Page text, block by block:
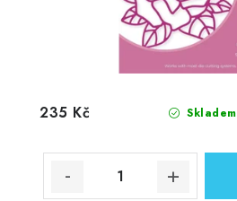
Skladem
235 Kč